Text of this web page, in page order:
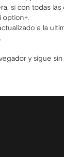
si con todas las
option+.
a la
y sigue sin